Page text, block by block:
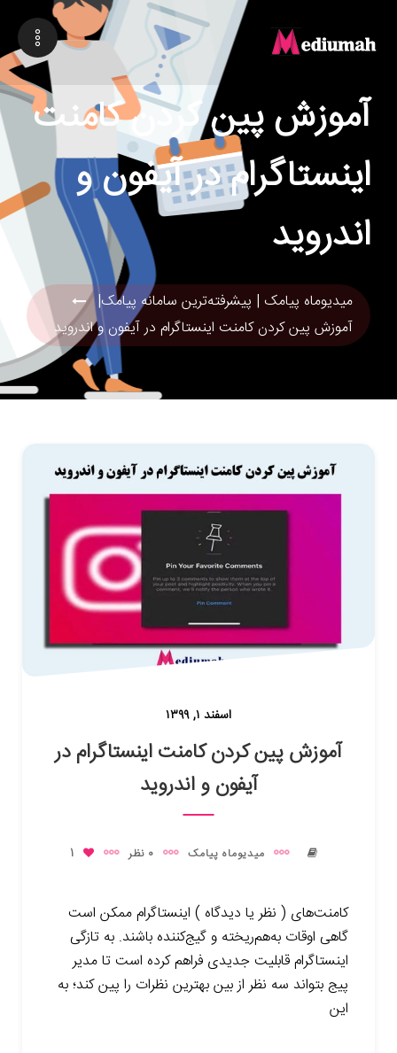
آموزش پین کردن کامنت
اینستاگرام در آیفون و
اندروید
میدیوماه پیامک | پیشرفته‌ترین سامانه پیامک|
آموزش پین کردن کامنت اینستاگرام در آیفون و اندروید
اسفند ۱, ۱۳۹۹
آموزش پین کردن کامنت اینستاگرام در
آیفون و اندروید
میدیوماه پیامک 0 نظر 1
کامنت‌های ( نظر یا دیدگاه ) اینستاگرام ممکن است
گاهی اوقات به‌هم‌ریخته و گیج‌کننده باشند. به تازگی
اینستاگرام قابلیت جدیدی فراهم کرده است تا مدیر
پیج بتواند سه نظر از بین بهترین نظرات را پین کند؛ به
این